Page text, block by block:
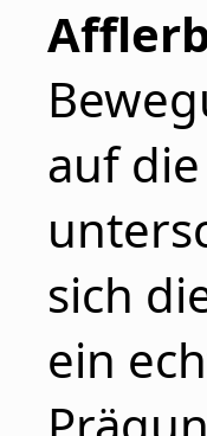
auf
sich
ein